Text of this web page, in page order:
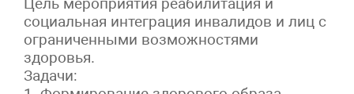
Цель мероприятия реабилитация и
социальная интеграция инвалидов и лиц с
ограниченными возможностями
здоровья.
Задачи: